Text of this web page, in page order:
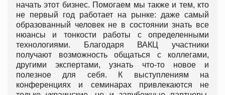
начать этот бизнес. Помогаем мы также и тем, кто
не первый год работает на рынке: даже самый
образованный человек не в состоянии знать все
нюансы и тонкости работы с определенными
технологиями. Благодаря ВАКЦ участники
получают возможность общаться с коллегами,
другими экспертами, узнать что-то новое и
полезное для себя. К выступлениям на
конференциях и семинарах привлекаются не